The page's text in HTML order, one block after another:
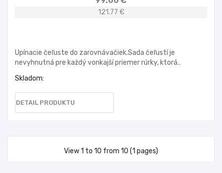
121.77 €
Upínacie čeľuste do zarovnávačiek.Sada čeľustí je
nevyhnutná pre každý vonkajší priemer rúrky, ktorá..
Skladom:
DETAIL PRODUKTU
View 1 to 10 from 10 (1 pages)